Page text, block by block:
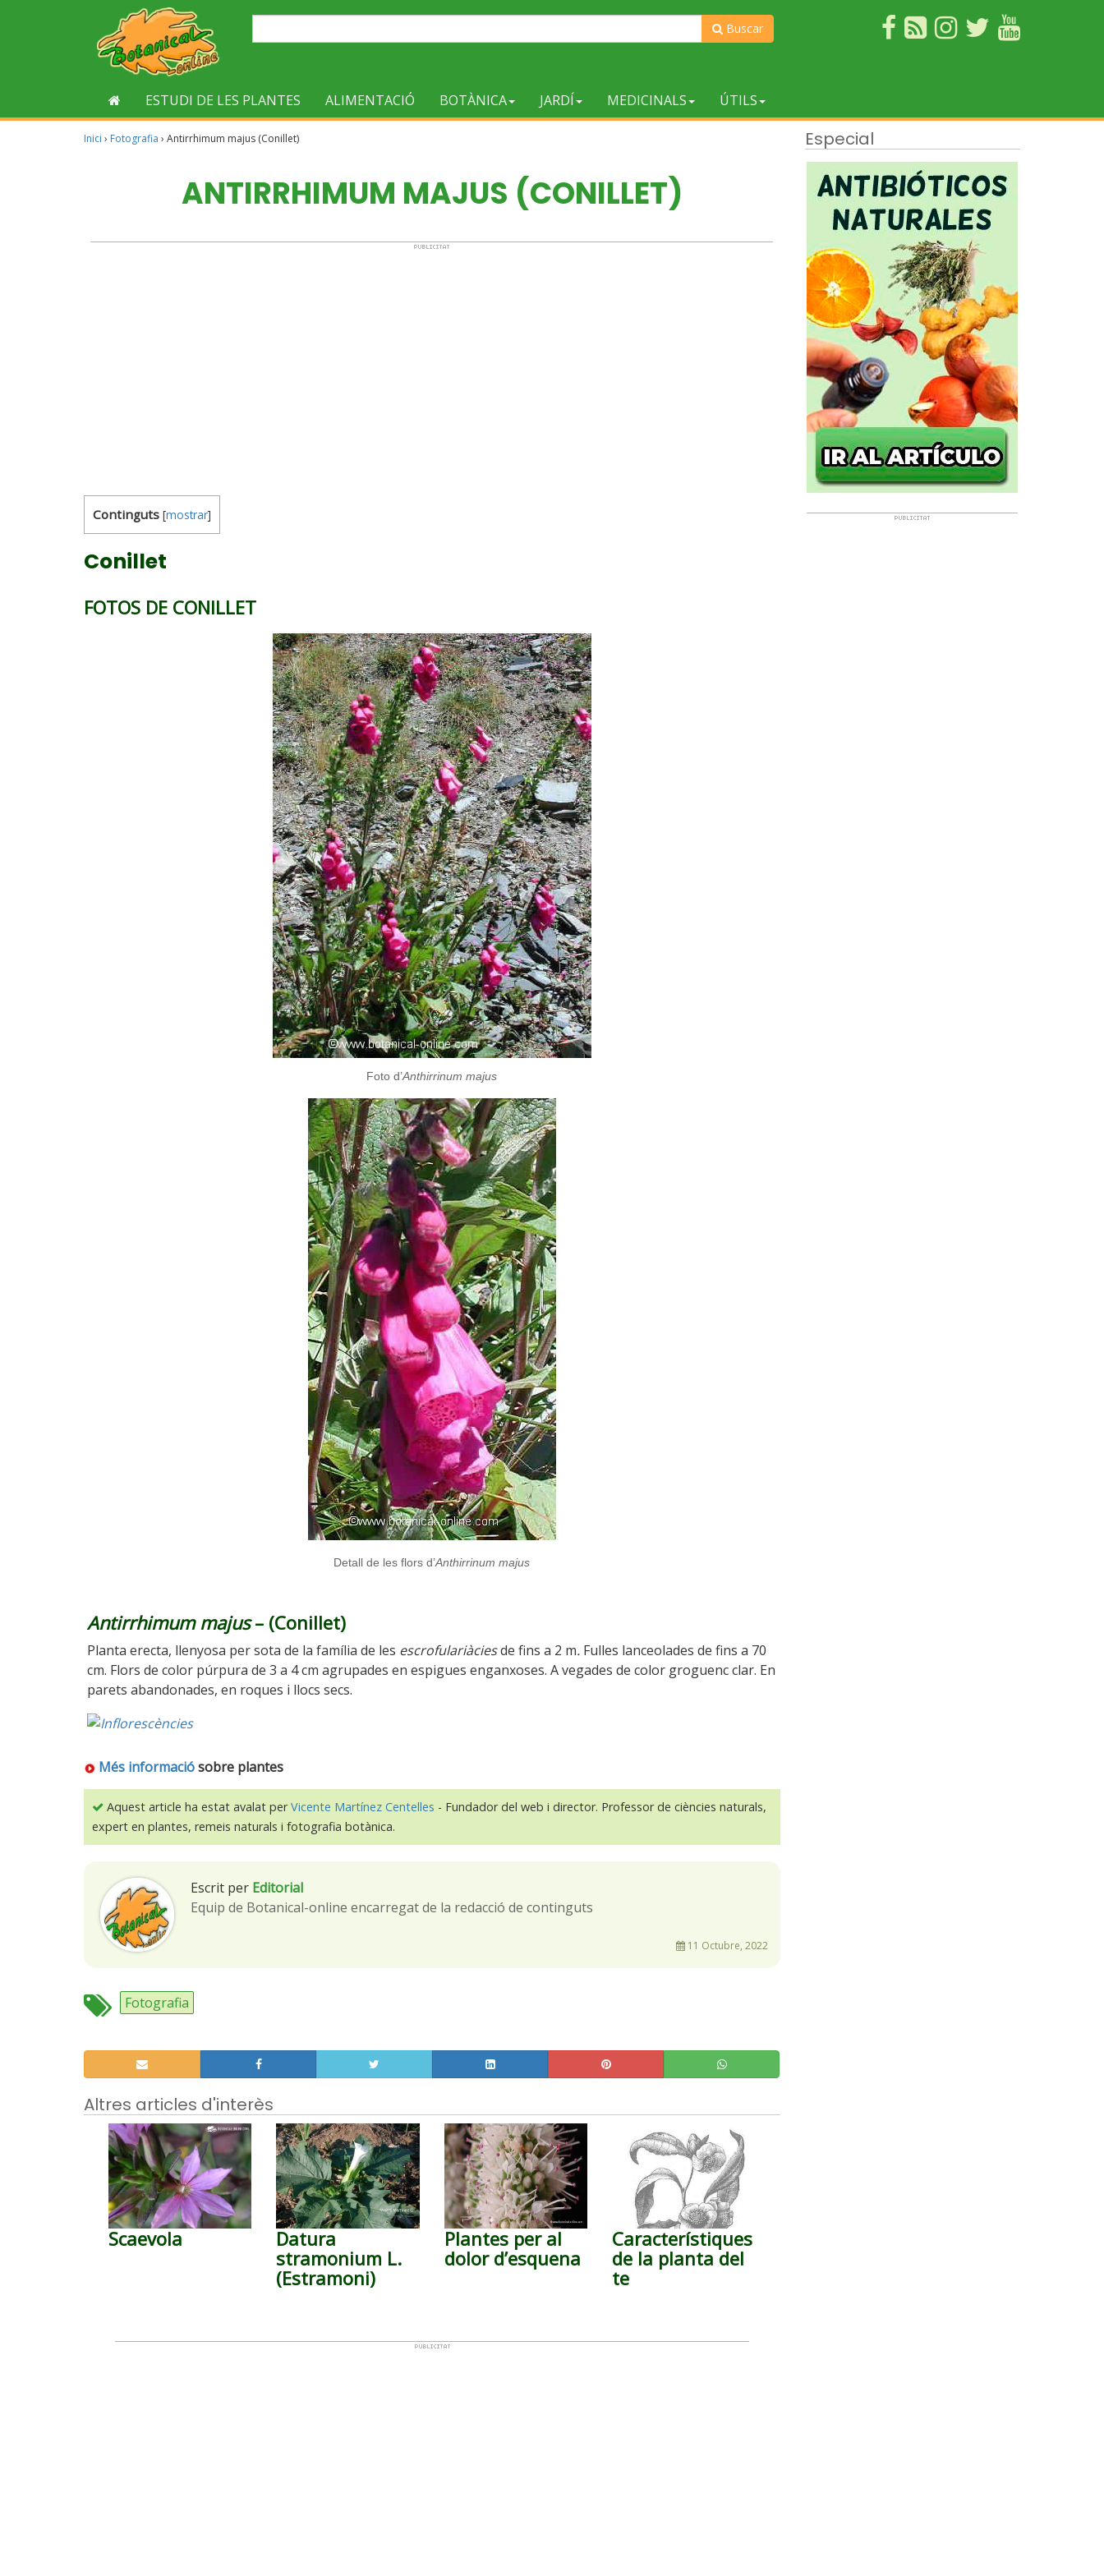
Buscar
ESTUDI DE LES PLANTES ALIMENTACIÓ BOTÀNICA JARDÍ MEDICINALS ÚTILS
Inici › Fotografia › Antirrhimum majus (Conillet)
ANTIRRHIMUM MAJUS (CONILLET)
Continguts [mostrar]
Conillet
FOTOS DE CONILLET
Foto d’Anthirrinum majus
Detall de les flors d’Anthirrinum majus
Antirrhimum majus– (Conillet)
Planta erecta, llenyosa per sota de la família de les escrofulariàciesde fins a 2 m. Fulles lanceolades de fins a 70
cm. Flors de color púrpura de 3 a 4 cm agrupades en espigues enganxoses. A vegades de color groguenc clar. En
parets abandonades, en roques i llocs secs.
Més informaciósobre plantes
Aquest article ha estat avalat perVicente Martínez Centelles - Fundador del web i director. Professor de ciències naturals,
expert en plantes, remeis naturals i fotografia botànica.
Escrit per Editorial
Equip de Botanical-online encarregat de la redacció de continguts
11 Octubre, 2022
Fotografia
Altres articles d'interès
Scaevola
Datura
stramonium L.
(Estramoni)
Plantes per al
dolor d’esquena
Característiques
de la planta del
te
Especial